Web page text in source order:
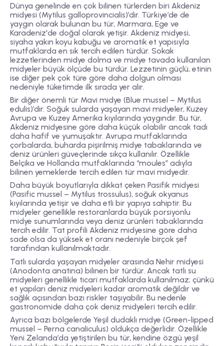
Dünya genelinde en çok bilinen türlerden biri Akdeniz
midyesi (Mytilus galloprovincialis)’dir. Türkiye’de de
yaygın olarak bulunan bu tür, Marmara, Ege ve
Karadeniz'de doğal olarak yetişir. Akdeniz midyesi,
siyaha yakın koyu kabuğu ve aromatik et yapısıyla
mutfaklarda en sık tercih edilen türdür. Sokak
lezzetlerinden midye dolma ve midye tavada kullanılan
midyeler büyük ölçüde bu türdür. Lezzetinin güçlü, etinin
ise diğer pek çok türe göre daha dolgun olması
nedeniyle tüketimde ilk sırada yer alır.
Bir diğer önemli tür Mavi midye (Blue mussel – Mytilus
edulis)’dir. Soğuk sularda yaşayan mavi midyeler, Kuzey
Avrupa ve Kuzey Amerika kıyılarında yaygındır. Bu tür,
Akdeniz midyesine göre daha küçük olabilir ancak tadı
daha hafif ve yumuşaktır. Avrupa mutfaklarında
çorbalarda, buharda pişirilmiş midye tabaklarında ve
deniz ürünleri güveçlerinde sıkça kullanılır. Özellikle
Belçika ve Hollanda mutfaklarında “moules” adıyla
bilinen yemeklerde tercih edilen tür mavi midyedir.
Daha büyük boyutlarıyla dikkat çeken Pasifik midyesi
(Pasific mussel – Mytilus trossulus), soğuk okyanus
kıyılarında yetişir ve daha etli bir yapıya sahiptir. Bu
midyeler genellikle restoranlarda büyük porsiyonlu
midye sunumlarında veya deniz ürünleri tabaklarında
tercih edilir. Tat profili Akdeniz midyesine göre daha
sade olsa da yüksek et oranı nedeniyle birçok şef
tarafından kullanılmaktadır.
Tatlı sularda yaşayan midyeler arasında Nehir midyesi
(Anodonta anatina) bilinen bir türdür. Ancak tatlı su
midyeleri genellikle ticari mutfaklarda kullanılmaz; çünkü
et yapıları deniz midyeleri kadar aromatik değildir ve
sağlık açısından bazı riskler taşıyabilir. Bu nedenle
gastronomide daha çok deniz midyeleri tercih edilir.
Ayrıca bazı bölgelerde Yeşil dudaklı midye (Green-lipped
mussel – Perna canaliculus) oldukça değerlidir. Özellikle
Yeni Zelanda’da yetiştirilen bu tür, kendine özgü yeşil